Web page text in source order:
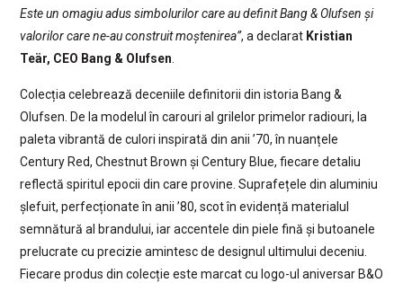
Este un omagiu adus simbolurilor care au definit Bang & Olufsen și
valorilor care ne-au construit moștenirea”, a declarat Kristian
Teär, CEO Bang & Olufsen.
Colecția celebrează deceniile definitorii din istoria Bang &
Olufsen. De la modelul în carouri al grilelor primelor radiouri, la
paleta vibrantă de culori inspirată din anii ’70, în nuanțele
Century Red, Chestnut Brown și Century Blue, fiecare detaliu
reflectă spiritul epocii din care provine. Suprafețele din aluminiu
șlefuit, perfecționate în anii ’80, scot în evidență materialul
semnătură al brandului, iar accentele din piele fină și butoanele
prelucrate cu precizie amintesc de designul ultimului deceniu.
Fiecare produs din colecție este marcat cu logo-ul aniversar B&O